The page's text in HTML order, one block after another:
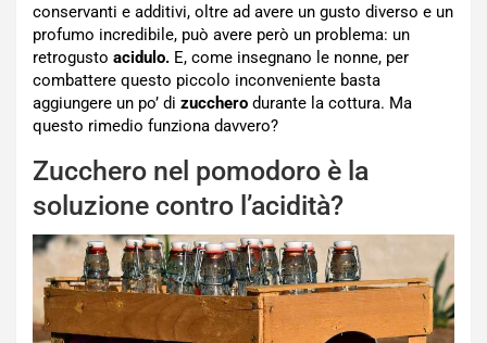
conservanti e additivi, oltre ad avere un gusto diverso e un
profumo incredibile, può avere però un problema: un
retrogusto acidulo. E, come insegnano le nonne, per
combattere questo piccolo inconveniente basta
aggiungere un po’ di zucchero durante la cottura. Ma
questo rimedio funziona davvero?
Zucchero nel pomodoro è la
soluzione contro l’acidità?